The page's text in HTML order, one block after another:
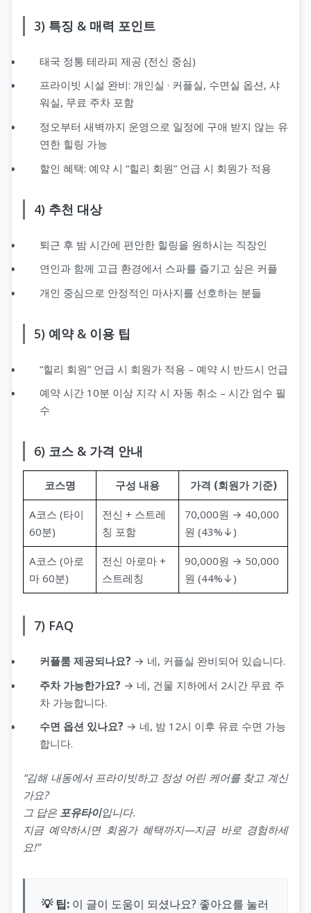
3) 특징 & 매력 포인트
태국 정통 테라피 제공 (전신 중심)
프라이빗 시설 완비: 개인실 · 커플실, 수면실 옵션, 샤
워실, 무료 주차 포함
정오부터 새벽까지 운영으로 일정에 구애 받지 않는 유
연한 힐링 가능
할인 혜택: 예약 시 “힐리 회원” 언급 시 회원가 적용
4) 추천 대상
퇴근 후 밤 시간에 편안한 힐링을 원하시는 직장인
연인과 함께 고급 환경에서 스파를 즐기고 싶은 커플
개인 중심으로 안정적인 마사지를 선호하는 분들
5) 예약 & 이용 팁
“힐리 회원” 언급 시 회원가 적용 – 예약 시 반드시 언급
예약 시간 10분 이상 지각 시 자동 취소 – 시간 엄수 필
수
6) 코스 & 가격 안내
코스명 구성 내용 가격 (회원가 기준)
A코스 (타이
60분)
전신 + 스트레
칭 포함
70,000원 → 40,000
원 (43%↓)
A코스 (아로
마 60분)
전신 아로마 +
스트레칭
90,000원 → 50,000
원 (44%↓)
7) FAQ
커플룸 제공되나요? → 네, 커플실 완비되어 있습니다.
주차 가능한가요? → 네, 건물 지하에서 2시간 무료 주
차 가능합니다.
수면 옵션 있나요? → 네, 밤 12시 이후 유료 수면 가능
합니다.
“김해 내동에서 프라이빗하고 정성 어린 케어를 찾고 계신
가요?
그 답은 포유타이입니다.
지금 예약하시면 회원가 혜택까지—지금 바로 경험하세
요!”
💡 팁: 이 글이 도움이 되셨나요? 좋아요를 눌러